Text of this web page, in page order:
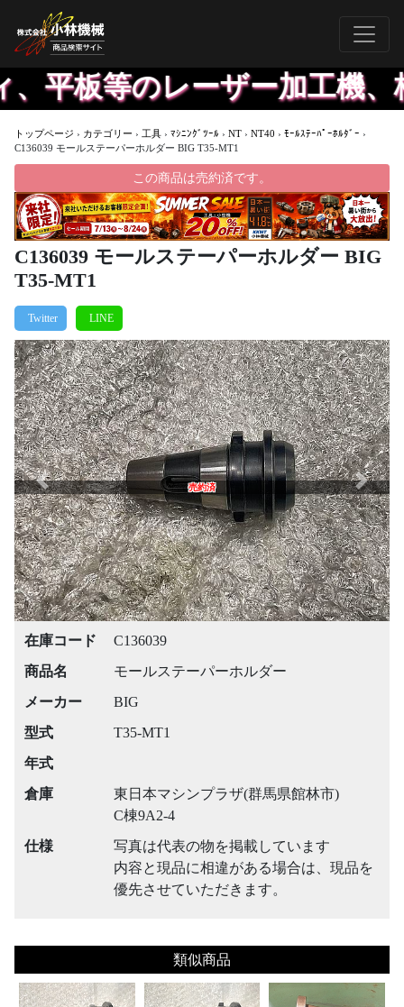
のレーザー加工機、格
トップページ › カテゴリー › 工具 › ﾏｼﾆﾝｸﾞﾂｰﾙ › NT › NT40 › ﾓｰﾙｽﾃｰﾊﾟｰﾎﾙﾀﾞｰ ›
C136039 モールステーパーホルダー BIG T35-MT1
この商品は売約済です。
C136039 モールステーパーホルダー BIG
T35-MT1
売約済
Previous Next
在庫コード
C136039
商品名
モールステーパーホルダー
メーカー
BIG
型式
T35-MT1
年式
倉庫
東日本マシンプラザ(群馬県館林市)
C棟9A2-4
仕様
写真は代表の物を掲載しています
内容と現品に相違がある場合は、現品を
優先させていただきます。
類似商品